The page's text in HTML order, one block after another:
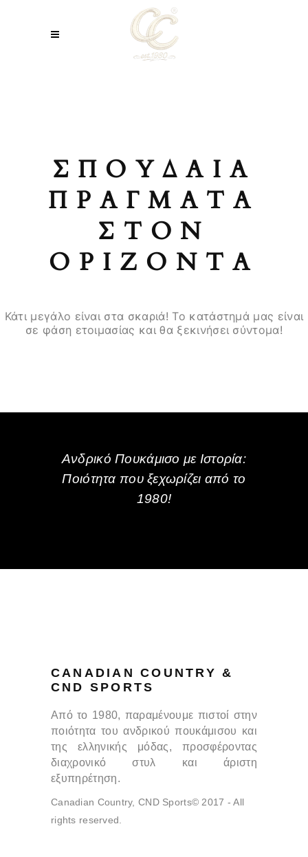
ΣΠΟΥΔΑΊΑ
ΠΡΆΓΜΑΤΑ
ΣΤΟΝ
ΟΡΊΖΟΝΤΑ
Κάτι μεγάλο είναι στα σκαριά! Το κατάστημά μας είναι
σε φάση ετοιμασίας και θα ξεκινήσει σύντομα!
Ανδρικό Πουκάμισο με Ιστορία:
Ποιότητα που ξεχωρίζει από το
1980!
CANADIAN COUNTRY &
CND SPORTS
Από το 1980, παραμένουμε πιστοί στην
ποιότητα του ανδρικού πουκάμισου και
της ελληνικής μόδας, προσφέροντας
διαχρονικό στυλ και άριστη
εξυπηρέτηση.
Canadian Country, CND Sports© 2017 - All
rights reserved.